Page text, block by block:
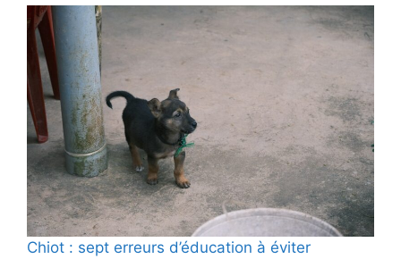
Chiot : sept erreurs d’éducation à éviter